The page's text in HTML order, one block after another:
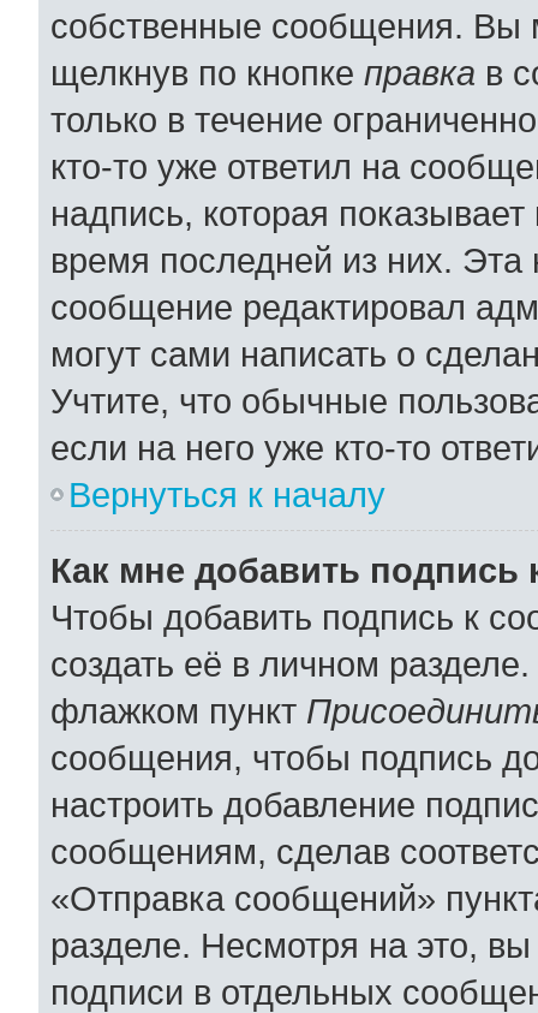
собственные сообщения. Вы
щелкнув по кнопке правка в
только в течение
кто-то уже ответил на
надпись, которая
время последней из них. Эта
сообщение редактировал
могут сами написать о
Учтите, что обычные
если на него уже кто-то
Вернуться к началу
Как мне добавить
Чтобы добавить подпись к
создать её в личном
флажком пункт
сообщения, чтобы подпись
настроить добавление
сообщениям, сделав
«Отправка сообщений»
разделе. Несмотря на это,
подписи в отдельных